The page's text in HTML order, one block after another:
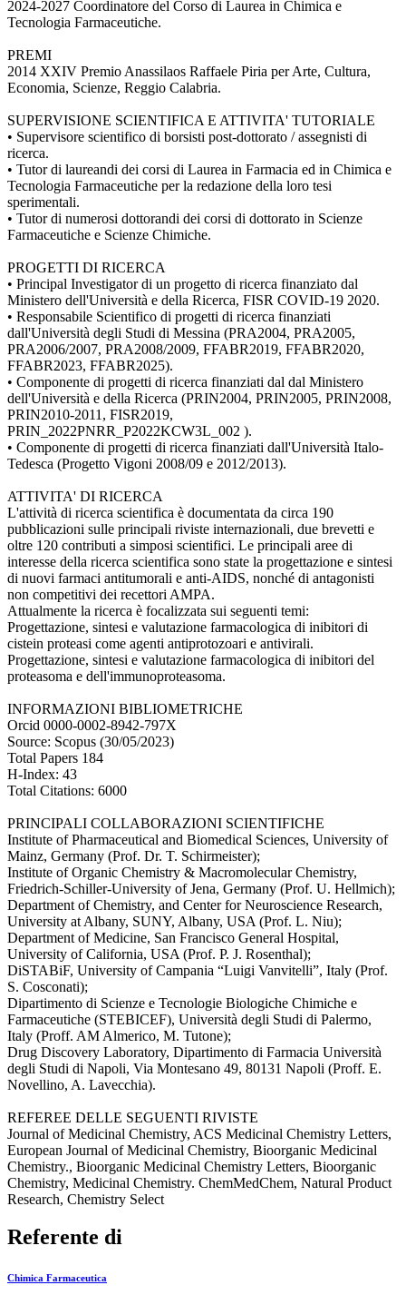
2024-2027 Coordinatore del Corso di Laurea in Chimica e
Tecnologia Farmaceutiche.
PREMI
2014 XXIV Premio Anassilaos Raffaele Piria per Arte, Cultura,
Economia, Scienze, Reggio Calabria.
SUPERVISIONE SCIENTIFICA E ATTIVITA' TUTORIALE
• Supervisore scientifico di borsisti post-dottorato / assegnisti di
ricerca.
• Tutor di laureandi dei corsi di Laurea in Farmacia ed in Chimica e
Tecnologia Farmaceutiche per la redazione della loro tesi
sperimentali.
• Tutor di numerosi dottorandi dei corsi di dottorato in Scienze
Farmaceutiche e Scienze Chimiche.
PROGETTI DI RICERCA
• Principal Investigator di un progetto di ricerca finanziato dal
Ministero dell'Università e della Ricerca, FISR COVID-19 2020.
• Responsabile Scientifico di progetti di ricerca finanziati
dall'Università degli Studi di Messina (PRA2004, PRA2005,
PRA2006/2007, PRA2008/2009, FFABR2019, FFABR2020,
FFABR2023, FFABR2025).
• Componente di progetti di ricerca finanziati dal dal Ministero
dell'Università e della Ricerca (PRIN2004, PRIN2005, PRIN2008,
PRIN2010-2011, FISR2019,
PRIN_2022PNRR_P2022KCW3L_002 ).
• Componente di progetti di ricerca finanziati dall'Università Italo-
Tedesca (Progetto Vigoni 2008/09 e 2012/2013).
ATTIVITA' DI RICERCA
L'attività di ricerca scientifica è documentata da circa 190
pubblicazioni sulle principali riviste internazionali, due brevetti e
oltre 120 contributi a simposi scientifici. Le principali aree di
interesse della ricerca scientifica sono state la progettazione e sintesi
di nuovi farmaci antitumorali e anti-AIDS, nonché di antagonisti
non competitivi dei recettori AMPA.
Attualmente la ricerca è focalizzata sui seguenti temi:
Progettazione, sintesi e valutazione farmacologica di inibitori di
cistein proteasi come agenti antiprotozoari e antivirali.
Progettazione, sintesi e valutazione farmacologica di inibitori del
proteasoma e dell'immunoproteasoma.
INFORMAZIONI BIBLIOMETRICHE
Orcid 0000-0002-8942-797X
Source: Scopus (30/05/2023)
Total Papers 184
H-Index: 43
Total Citations: 6000
PRINCIPALI COLLABORAZIONI SCIENTIFICHE
Institute of Pharmaceutical and Biomedical Sciences, University of
Mainz, Germany (Prof. Dr. T. Schirmeister);
Institute of Organic Chemistry & Macromolecular Chemistry,
Friedrich-Schiller-University of Jena, Germany (Prof. U. Hellmich);
Department of Chemistry, and Center for Neuroscience Research,
University at Albany, SUNY, Albany, USA (Prof. L. Niu);
Department of Medicine, San Francisco General Hospital,
University of California, USA (Prof. P. J. Rosenthal);
DiSTABiF, University of Campania “Luigi Vanvitelli”, Italy (Prof.
S. Cosconati);
Dipartimento di Scienze e Tecnologie Biologiche Chimiche e
Farmaceutiche (STEBICEF), Università degli Studi di Palermo,
Italy (Proff. AM Almerico, M. Tutone);
Drug Discovery Laboratory, Dipartimento di Farmacia Università
degli Studi di Napoli, Via Montesano 49, 80131 Napoli (Proff. E.
Novellino, A. Lavecchia).
REFEREE DELLE SEGUENTI RIVISTE
Journal of Medicinal Chemistry, ACS Medicinal Chemistry Letters,
European Journal of Medicinal Chemistry, Bioorganic Medicinal
Chemistry., Bioorganic Medicinal Chemistry Letters, Bioorganic
Chemistry, Medicinal Chemistry. ChemMedChem, Natural Product
Research, Chemistry Select
Referente di
Chimica Farmaceutica